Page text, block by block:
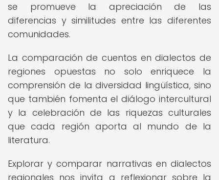
se promueve la apreciación de las
diferencias y similitudes entre las diferentes
comunidades.
La comparación de cuentos en dialectos de
regiones opuestas no solo enriquece la
comprensión de la diversidad lingüística, sino
que también fomenta el diálogo intercultural
y la celebración de las riquezas culturales
que cada región aporta al mundo de la
literatura.
Explorar y comparar narrativas en dialectos
regionales nos invita a reflexionar sobre la